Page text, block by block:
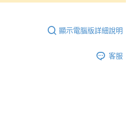
顯示電腦版詳細說明
客服